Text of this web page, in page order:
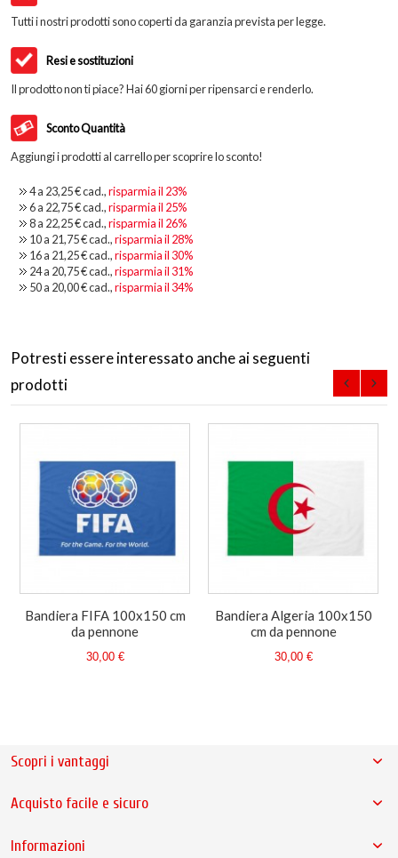
Tutti i nostri prodotti sono coperti da garanzia prevista per legge.
Resi e sostituzioni
Il prodotto non ti piace? Hai 60 giorni per ripensarci e renderlo.
Sconto Quantità
Aggiungi i prodotti al carrello per scoprire lo sconto!
4 a 23,25 €cad.,risparmia il 23%
6 a 22,75 €cad.,risparmia il 25%
8 a 22,25 €cad.,risparmia il 26%
10 a 21,75 €cad.,risparmia il 28%
16 a 21,25 €cad.,risparmia il 30%
24 a 20,75 €cad.,risparmia il 31%
50 a 20,00 €cad.,risparmia il 34%
Potresti essere interessato anche ai seguenti
prodotti
Bandiera FIFA 100x150 cm
da pennone
30,00 €
Bandiera Algeria 100x150
cm da pennone
30,00 €
Scopri i vantaggi
Acquisto facile e sicuro
Informazioni